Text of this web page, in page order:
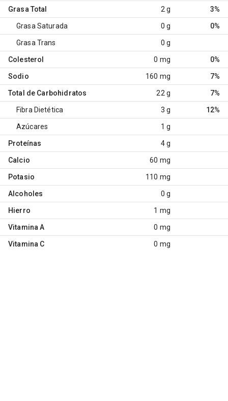
Grasa Total 2 g 3%
Grasa Saturada 0 g 0%
Grasa Trans 0 g
Colesterol 0 mg 0%
Sodio 160 mg 7%
Total de Carbohidratos 22 g 7%
Fibra Dietética 3 g 12%
Azúcares 1 g
Proteínas 4 g
Calcio 60 mg
Potasio 110 mg
Alcoholes 0 g
Hierro 1 mg
Vitamina A 0 mg
Vitamina C 0 mg